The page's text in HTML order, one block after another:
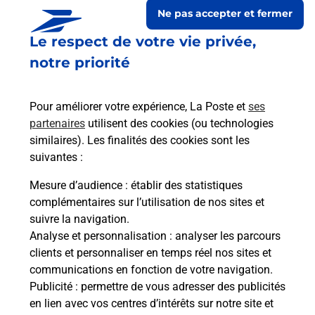
Le respect de votre vie privée,
notre priorité
Pour améliorer votre expérience, La Poste et ses
partenaires utilisent des cookies (ou technologies
similaires). Les finalités des cookies sont les
suivantes :
Mesure d’audience : établir des statistiques
complémentaires sur l’utilisation de nos sites et
suivre la navigation.
Analyse et personnalisation : analyser les parcours
clients et personnaliser en temps réel nos sites et
communications en fonction de votre navigation.
Publicité : permettre de vous adresser des publicités
en lien avec vos centres d’intérêts sur notre site et
Ne pas accepter et fermer
Prochaine collecte du courriersamedià 08h30
26 Rue Telonea
03360 Letelon
Itinéraire
Le lien s'ouvre dans un nouvel onglet